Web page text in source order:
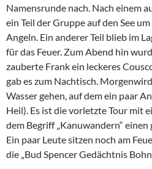
Namensrunde nach. Nach einem
ein Teil der Gruppe auf den See
Angeln. Ein anderer Teil blieb im
für das Feuer. Zum Abend hin
zauberte Frank ein leckeres
gab es zum Nachtisch.
Wasser gehen, auf dem ein paar
Heil). Es ist die vorletzte Tour mit
dem Begriff „Kanuwandern“ einen
Ein paar Leute sitzen noch am
die „Bud Spencer Gedächtnis